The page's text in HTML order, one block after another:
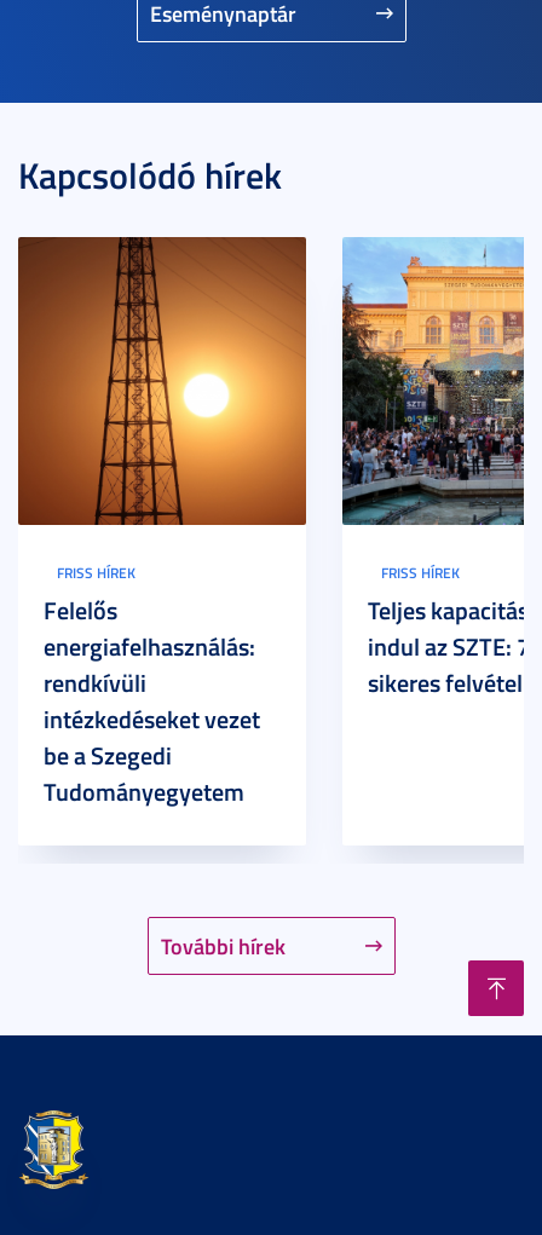
Eseménynaptár
Kapcsolódó hírek
További hírek
FRISS HÍREK
Felelős
energiafelhasználás:
rendkívüli
intézkedéseket vezet
be a Szegedi
Tudományegyetem
FRISS HÍREK
Teljes
indul az SZTE:
sikeres